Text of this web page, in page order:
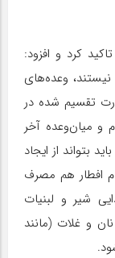
کرد و افزود:
نیستند، وعده‌های
تقسیم شده در
شام و میان‌وعده آخر
بتواند از ایجاد
افطار هم مصرف
شیر و لبنیات
و غلات (مانند